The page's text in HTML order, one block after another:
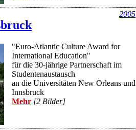
2005
"Euro-Atlantic Culture Award for
International Education"
für die 30-jährige Partnerschaft im
Studentenaustausch
an die Universitäten New Orleans und
Innsbruck
Mehr [2 Bilder]